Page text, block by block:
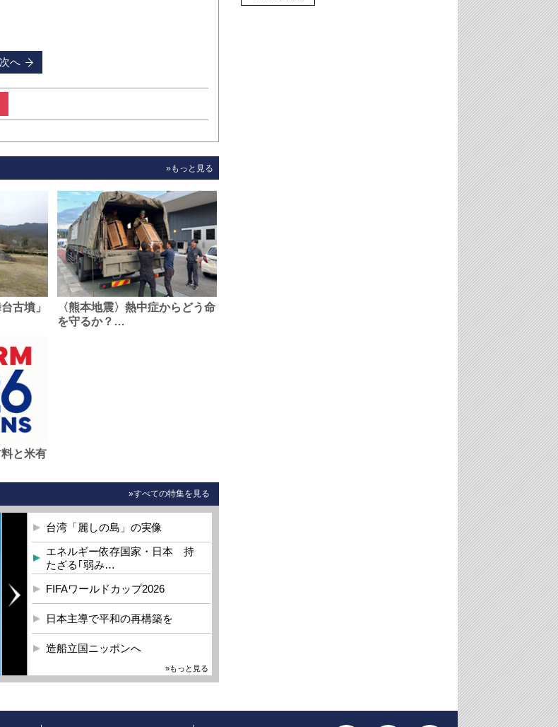
次へ
»もっと見る
古墳」
〈熊本地震〉熱中症からどう命
を守るか？…
と米有
»すべての特集を見る
台湾「麗しの島」の実像
エネルギー依存国家・日本 持
たざる｢弱み…
FIFAワールドカップ2026
日本主導で平和の再構築を
造船立国ニッポンへ
»もっと見る